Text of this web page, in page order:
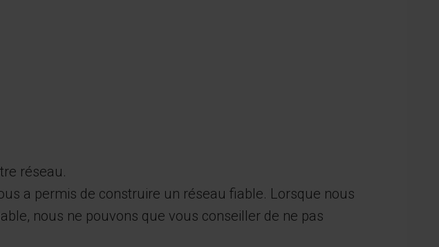
réseau.
a permis de construire un réseau fiable. Lorsque nous
nous ne pouvons que vous conseiller de ne pas